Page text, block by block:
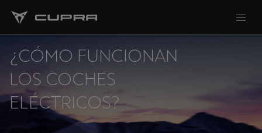
¿CÓMO FUNCIONAN
LOS COCHES
ELÉCTRICOS?